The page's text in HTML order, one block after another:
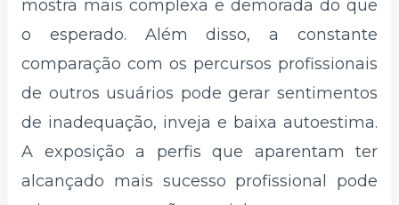
mostra mais complexa e demorada do que
o esperado. Além disso, a constante
comparação com os percursos profissionais
de outros usuários pode gerar sentimentos
de inadequação, inveja e baixa autoestima.
A exposição a perfis que aparentam ter
alcançado mais sucesso profissional pode